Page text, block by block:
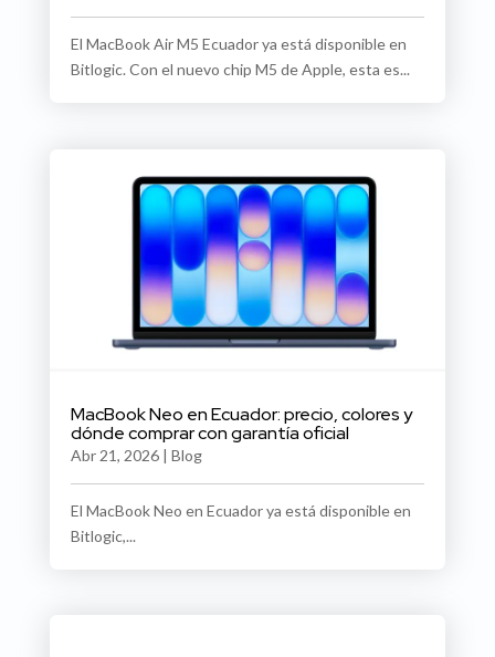
El MacBook Air M5 Ecuador ya está disponible en
Bitlogic. Con el nuevo chip M5 de Apple, esta es...
MacBook Neo en Ecuador: precio, colores y
dónde comprar con garantía oficial
Abr 21, 2026| Blog
El MacBook Neo en Ecuador ya está disponible en
Bitlogic,...